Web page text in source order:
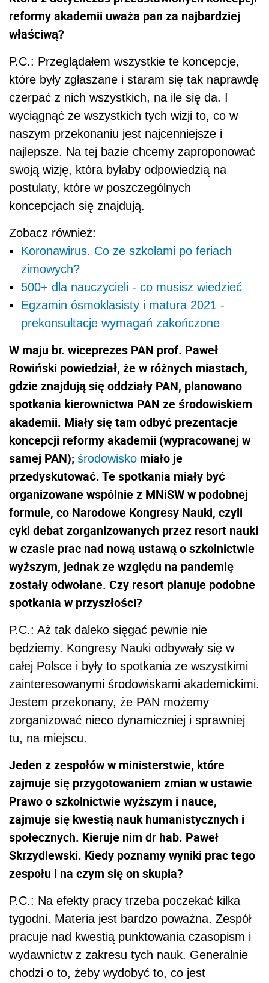
reformy akademii uważa pan za najbardziej
właściwą?
P.C.: Przeglądałem wszystkie te koncepcje,
które były zgłaszane i staram się tak naprawdę
czerpać z nich wszystkich, na ile się da. I
wyciągnąć ze wszystkich tych wizji to, co w
naszym przekonaniu jest najcenniejsze i
najlepsze. Na tej bazie chcemy zaproponować
swoją wizję, która byłaby odpowiedzią na
postulaty, które w poszczególnych
koncepcjach się znajdują.
Zobacz również:
Koronawirus. Co ze szkołami po feriach
zimowych?
500+ dla nauczycieli - co musisz wiedzieć
Egzamin ósmoklasisty i matura 2021 -
prekonsultacje wymagań zakończone
W maju br. wiceprezes PAN prof. Paweł
Rowiński powiedział, że w różnych miastach,
gdzie znajdują się oddziały PAN, planowano
spotkania kierownictwa PAN ze środowiskiem
akademii. Miały się tam odbyć prezentacje
koncepcji reformy akademii (wypracowanej w
samej PAN); środowisko miało je
przedyskutować. Te spotkania miały być
organizowane wspólnie z MNiSW w podobnej
formule, co Narodowe Kongresy Nauki, czyli
cykl debat zorganizowanych przez resort nauki
w czasie prac nad nową ustawą o szkolnictwie
wyższym, jednak ze względu na pandemię
zostały odwołane. Czy resort planuje podobne
spotkania w przyszłości?
P.C.: Aż tak daleko sięgać pewnie nie
będziemy. Kongresy Nauki odbywały się w
całej Polsce i były to spotkania ze wszystkimi
zainteresowanymi środowiskami akademickimi.
Jestem przekonany, że PAN możemy
zorganizować nieco dynamiczniej i sprawniej
tu, na miejscu.
Jeden z zespołów w ministerstwie, które
zajmuje się przygotowaniem zmian w ustawie
Prawo o szkolnictwie wyższym i nauce,
zajmuje się kwestią nauk humanistycznych i
społecznych. Kieruje nim dr hab. Paweł
Skrzydlewski. Kiedy poznamy wyniki prac tego
zespołu i na czym się on skupia?
P.C.: Na efekty pracy trzeba poczekać kilka
tygodni. Materia jest bardzo poważna. Zespół
pracuje nad kwestią punktowania czasopism i
wydawnictw z zakresu tych nauk. Generalnie
chodzi o to, żeby wydobyć to, co jest